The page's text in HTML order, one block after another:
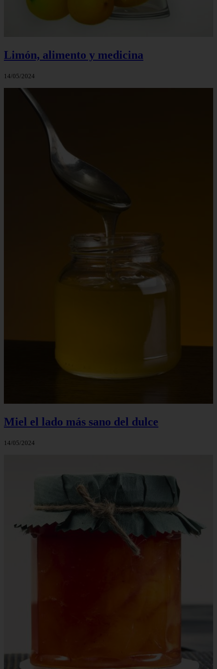
Limón, alimento y medicina
14/05/2024
Miel el lado más sano del dulce
14/05/2024